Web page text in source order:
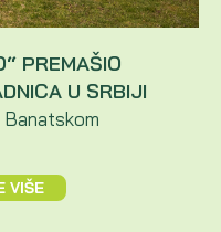
PREMAŠIO
U SRBIJI
Banatskom
VIŠE